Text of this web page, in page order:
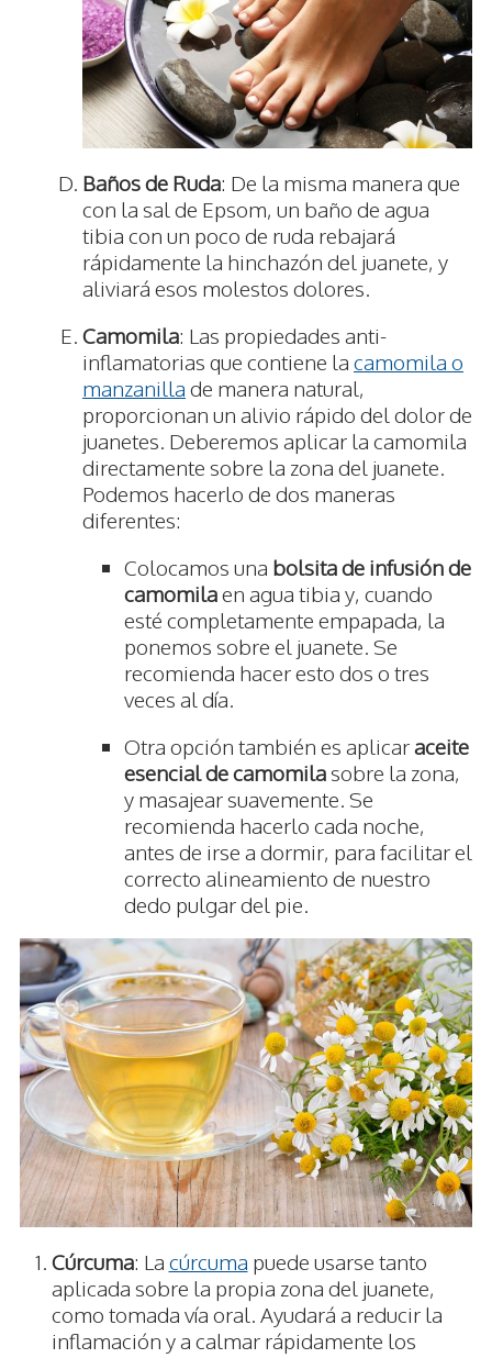
Baños de Ruda: De la misma manera que
con la sal de Epsom, un baño de agua
tibia con un poco de ruda rebajará
rápidamente la hinchazón del juanete, y
aliviará esos molestos dolores.
Camomila: Las propiedades anti-
inflamatorias que contiene la camomila o
manzanilla de manera natural,
proporcionan un alivio rápido del dolor de
juanetes. Deberemos aplicar la camomila
directamente sobre la zona del juanete.
Podemos hacerlo de dos maneras
diferentes:
Colocamos una bolsita de infusión de
camomilaen agua tibia y, cuando
esté completamente empapada, la
ponemos sobre el juanete. Se
recomienda hacer esto dos o tres
veces al día.
Otra opción también es aplicaraceite
esencial de camomilasobre la zona,
y masajear suavemente. Se
recomienda hacerlo cada noche,
antes de irse a dormir, para facilitar el
correcto alineamiento de nuestro
dedo pulgar del pie.
Cúrcuma: La cúrcuma puede usarse tanto
aplicada sobre la propia zona del juanete,
como tomada vía oral. Ayudará a reducir la
inflamación y a calmar rápidamente los